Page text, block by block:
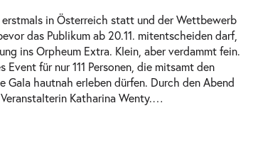
in Österreich statt und der Wettbewerb
das Publikum ab 20.11. mitentscheiden darf,
ins Orpheum Extra. Klein, aber verdammt fein.
für nur 111 Personen, die mitsamt den
Gala hautnah erleben dürfen. Durch den Abend
Katharina Wenty.…